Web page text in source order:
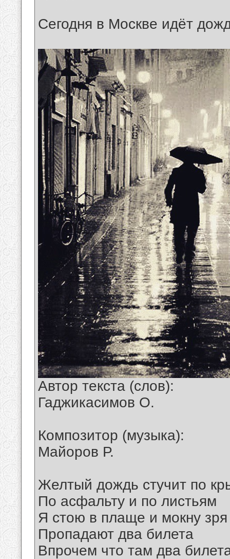
Сегодня в Москве идёт
Автор текста (слов):
Гаджикасимов О.
Композитор (музыка):
Майоров Р.
Желтый дождь стучит по
По асфальту и по листьям
Я стою в плаще и мокну зря
Пропадают два билета
Впрочем что там два